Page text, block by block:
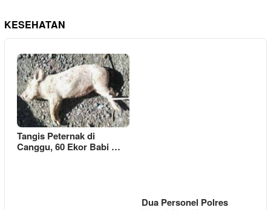
KESEHATAN
Tangis Peternak di
Canggu, 60 Ekor Babi …
Dua Personel Polres